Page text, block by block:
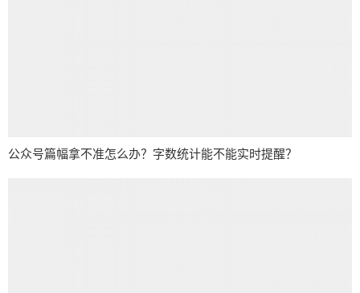
公众号篇幅拿不准怎么办？字数统计能不能实时提醒？